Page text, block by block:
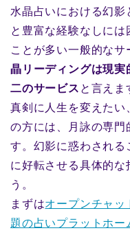
水晶占いにおける幻
と豊富な経験なしに
ことが多い一般的なサ
晶リーディングは現
二のサービス と言えま
真剣に人生を変えたい
の方には、月詠の専門
す。幻影に惑わされる
に好転させる具体的な
う。
まずはオープンチャッ
題の占いプラットホー